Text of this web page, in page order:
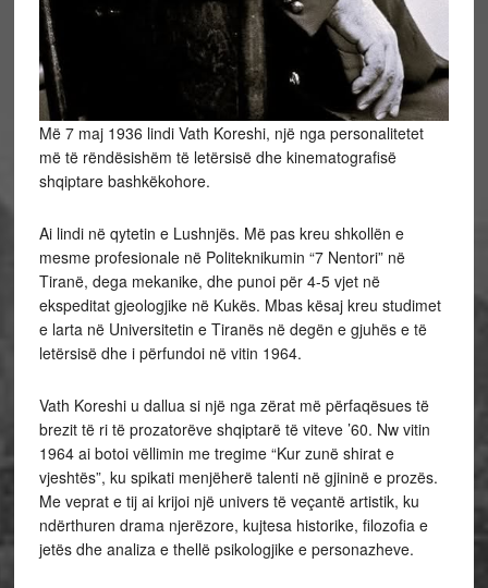
Më 7 maj 1936 lindi Vath Koreshi, një nga personalitetet
më të rëndësishëm të letërsisë dhe kinematografisë
shqiptare bashkëkohore.
Ai lindi në qytetin e Lushnjës. Më pas kreu shkollën e
mesme profesionale në Politeknikumin “7 Nentori” në
Tiranë, dega mekanike, dhe punoi për 4-5 vjet në
ekspeditat gjeologjike në Kukës. Mbas kësaj kreu studimet
e larta në Universitetin e Tiranës në degën e gjuhës e të
letërsisë dhe i përfundoi në vitin 1964.
Vath Koreshi u dallua si një nga zërat më përfaqësues të
brezit të ri të prozatorëve shqiptarë të viteve ’60. Nw vitin
1964 ai botoi vëllimin me tregime “Kur zunë shirat e
vjeshtës”, ku spikati menjëherë talenti në gjininë e prozës.
Me veprat e tij ai krijoi një univers të veçantë artistik, ku
ndërthuren drama njerëzore, kujtesa historike, filozofia e
jetës dhe analiza e thellë psikologjike e personazheve.